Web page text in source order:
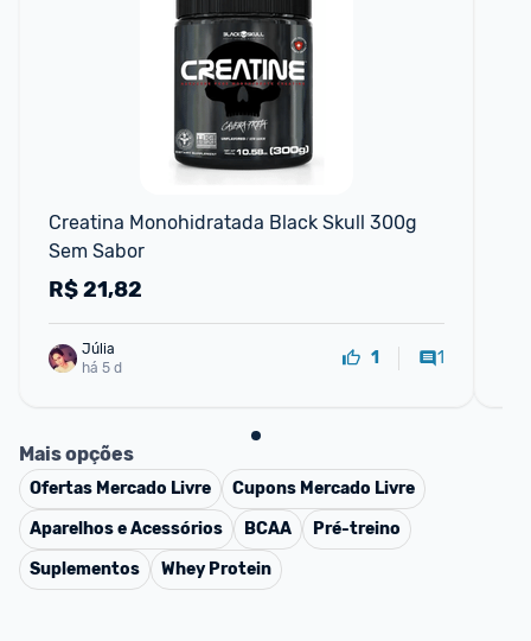
Creatina Monohidratada Black Skull 300g
Sem Sabor
R$21,82
Júlia
há 5 d
1 1
Mais opções
Ofertas Mercado Livre Cupons Mercado Livre
Aparelhos e Acessórios
BCAA
Pré-treino
Suplementos
Whey Protein